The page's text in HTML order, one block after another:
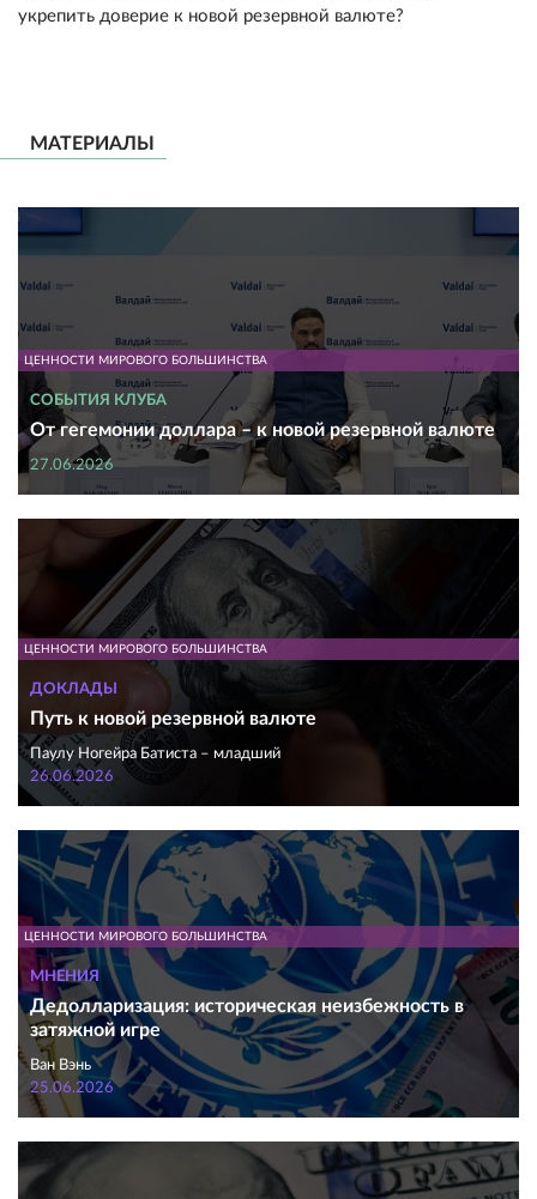
укрепить доверие к новой резервной валюте?
МАТЕРИАЛЫ
СОБЫТИЯ КЛУБА
ЦЕННОСТИ МИРОВОГО БОЛЬШИНСТВА
От гегемонии доллара – к новой резервной валюте
27.06.2026
ДОКЛАДЫ
ЦЕННОСТИ МИРОВОГО БОЛЬШИНСТВА
Путь к новой резервной валюте
Паулу Ногейра Батиста – младший
26.06.2026
МНЕНИЯ
ЦЕННОСТИ МИРОВОГО БОЛЬШИНСТВА
Дедолларизация: историческая неизбежность в
затяжной игре
Ван Вэнь
25.06.2026